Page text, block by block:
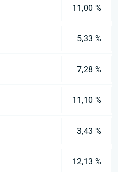
11,00 %
5,33 %
7,28 %
11,10 %
3,43 %
12,13 %